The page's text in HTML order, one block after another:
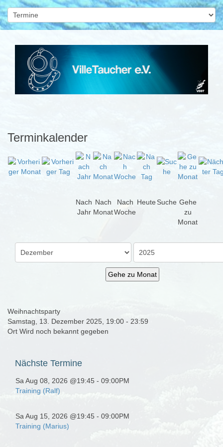
Terminkalender
Nach
Jahr
Nach
Monat
Nach
Woche
Heute Suche Gehe
zu
Monat
Gehe zu Monat
Weihnachtsparty
Samstag, 13. Dezember 2025, 19:00 - 23:59
Ort Wird noch bekannt gegeben
Nächste Termine
Sa Aug 08, 2026 @19:45 - 09:00PM
Training (Ralf)
Sa Aug 15, 2026 @19:45 - 09:00PM
Training (Marius)